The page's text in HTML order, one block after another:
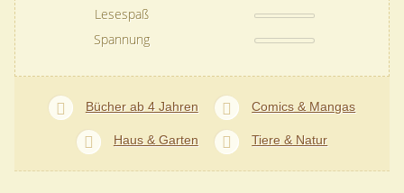
Lesespaß
Spannung
Bücher ab 4 Jahren Comics & Mangas
Haus & Garten Tiere & Natur